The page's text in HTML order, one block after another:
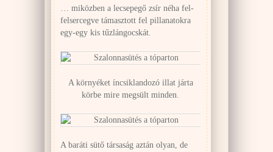
… miközben a lecsepegő zsír néha fel-
felsercegve támasztott fel pillanatokra
egy-egy kis tűzlángocskát.
A környéket íncsiklandozó illat járta
körbe mire megsült minden.
A baráti sütő társaság aztán olyan, de